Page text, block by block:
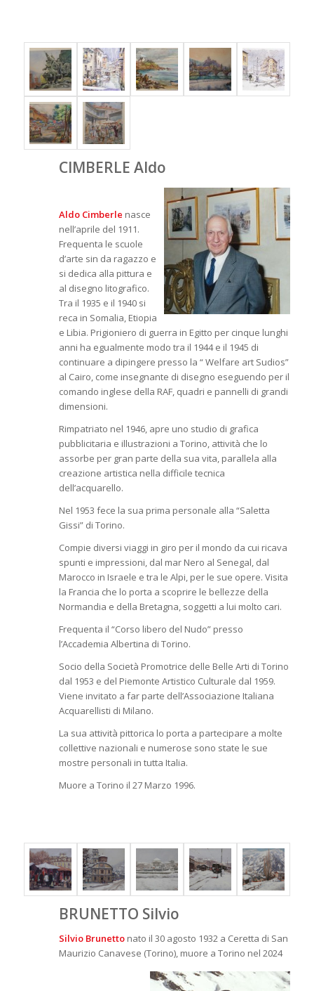
CIMBERLE Aldo
Aldo Cimberle nasce
nell’aprile del 1911.
Frequenta le scuole
d’arte sin da ragazzo e
si dedica alla pittura e
al disegno litografico.
Tra il 1935 e il 1940 si
reca in Somalia, Etiopia
e Libia. Prigioniero di guerra in Egitto per cinque lunghi
anni ha egualmente modo tra il 1944 e il 1945 di
continuare a dipingere presso la “ Welfare art Sudios”
al Cairo, come insegnante di disegno eseguendo per il
comando inglese della RAF, quadri e pannelli di grandi
dimensioni.
Rimpatriato nel 1946, apre uno studio di grafica
pubblicitaria e illustrazioni a Torino, attività che lo
assorbe per gran parte della sua vita, parallela alla
creazione artistica nella difficile tecnica
dell’acquarello.
Nel 1953 fece la sua prima personale alla “Saletta
Gissi” di Torino.
Compie diversi viaggi in giro per il mondo da cui ricava
spunti e impressioni, dal mar Nero al Senegal, dal
Marocco in Israele e tra le Alpi, per le sue opere. Visita
la Francia che lo porta a scoprire le bellezze della
Normandia e della Bretagna, soggetti a lui molto cari.
Frequenta il “Corso libero del Nudo” presso
l’Accademia Albertina di Torino.
Socio della Società Promotrice delle Belle Arti di Torino
dal 1953 e del Piemonte Artistico Culturale dal 1959.
Viene invitato a far parte dell’Associazione Italiana
Acquarellisti di Milano.
La sua attività pittorica lo porta a partecipare a molte
collettive nazionali e numerose sono state le sue
mostre personali in tutta Italia.
Muore a Torino il 27 Marzo 1996.
BRUNETTO Silvio
Silvio Brunettonato il 30 agosto 1932 a Ceretta di San
Maurizio Canavese (Torino), muore a Torino nel 2024